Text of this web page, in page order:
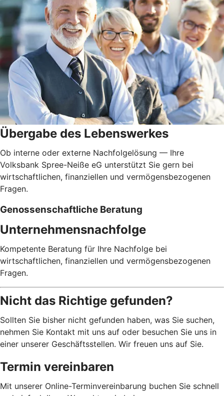
Übergabe des Lebenswerkes
Ob interne oder externe Nachfolgelösung — Ihre
Volksbank Spree-Neiße eG unterstützt Sie gern bei
wirtschaftlichen, finanziellen und vermögensbezogenen
Fragen.
Genossenschaftliche Beratung
Unternehmensnachfolge
Kompetente Beratung für Ihre Nachfolge bei
wirtschaftlichen, finanziellen und vermögensbezogenen
Fragen.
Nicht das Richtige gefunden?
Sollten Sie bisher nicht gefunden haben, was Sie suchen,
nehmen Sie Kontakt mit uns auf oder besuchen Sie uns in
einer unserer Geschäftsstellen. Wir freuen uns auf Sie.
Termin vereinbaren
Mit unserer Online-Terminvereinbarung buchen Sie schnell